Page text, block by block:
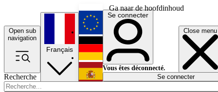
Ga naar de hoofdinhoud
Open sub
navigation
Close menu
Recherche
Français
English
Deutsch
Español
Se connecter
Vous êtes déconnecté.
Se connecter